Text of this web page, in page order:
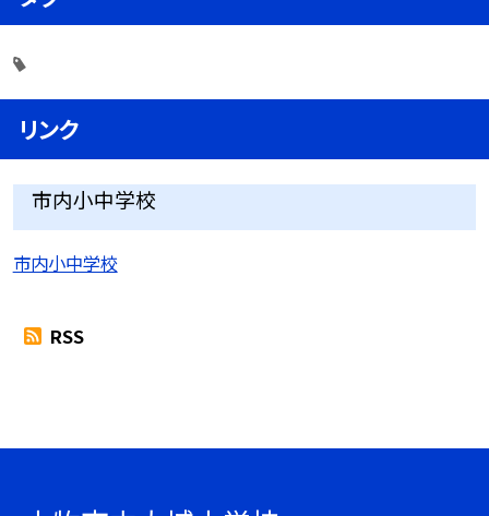
リンク
市内小中学校
市内小中学校
RSS